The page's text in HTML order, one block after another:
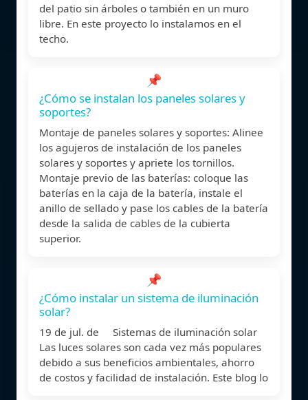
del patio sin árboles o también en un muro
libre. En este proyecto lo instalamos en el
techo.
📌
¿Cómo se instalan los paneles solares y
soportes?
Montaje de paneles solares y soportes: Alinee
los agujeros de instalación de los paneles
solares y soportes y apriete los tornillos.
Montaje previo de las baterías: coloque las
baterías en la caja de la batería, instale el
anillo de sellado y pase los cables de la batería
desde la salida de cables de la cubierta
superior.
📌
¿Cómo instalar un sistema de iluminación
solar?
19 de jul. de Sistemas de iluminación solar
Las luces solares son cada vez más populares
debido a sus beneficios ambientales, ahorro
de costos y facilidad de instalación. Este blog lo